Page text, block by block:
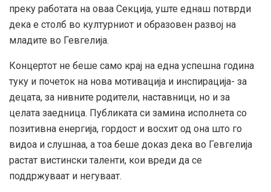
преку работата на оваа Секција, уште еднаш потврди
дека е столб во културниот и образовен развој на
младите во Гевгелија.
Концертот не беше само крај на една успешна година
туку и почеток на нова мотивација и инспирација- за
децата, за нивните родители, наставници, но и за
целата заедница. Публиката си замина исполнета со
позитивна енергија, гордост и восхит од она што го
видоа и слушнаа, а тоа беше доказ дека во Гевгелија
растат вистински таленти, кои вреди да се
поддржуваат и негуваат.